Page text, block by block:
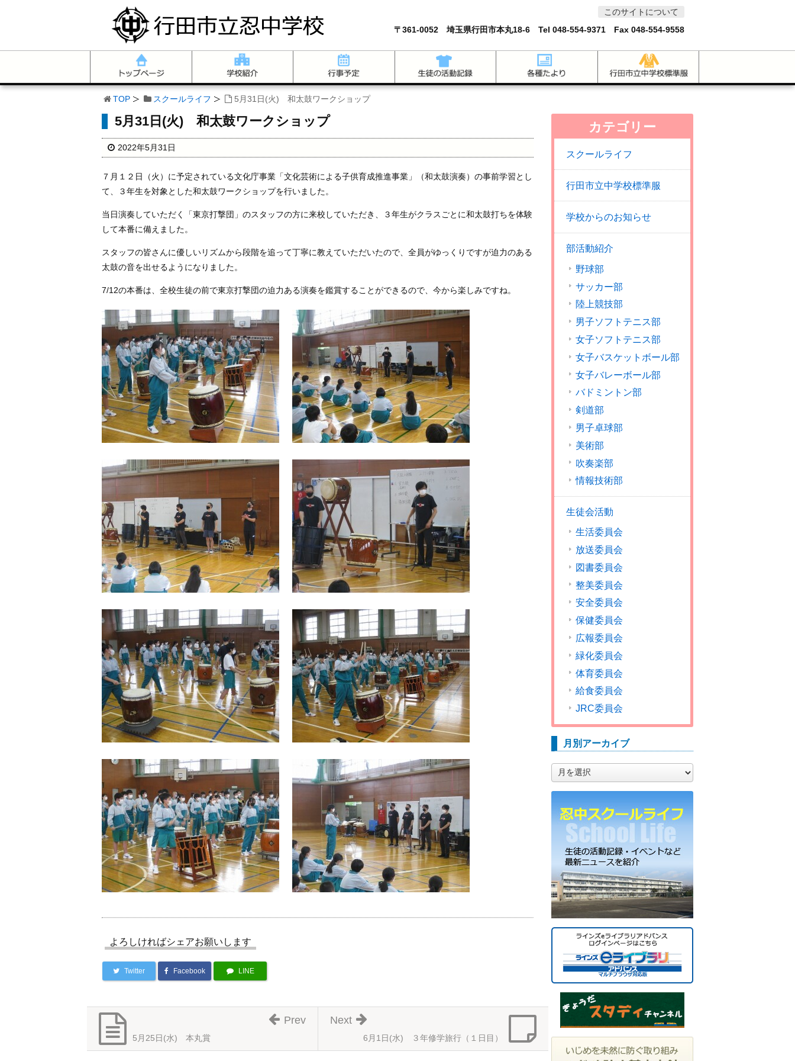
このサイトについて
〒361-0052 埼玉県行田市本丸18-6 Tel 048-554-9371 Fax 048-554-9558
TOP スクールライフ 5月31日(火) 和太鼓ワークショップ
5月31日(火) 和太鼓ワークショップ
2022年5月31日
７月１２日（火）に予定されている文化庁事業「文化芸術による子供育成推進事業」（和太鼓演奏）の事前学習とし
て、３年生を対象とした和太鼓ワークショップを行いました。
当日演奏していただく「東京打撃団」のスタッフの方に来校していただき、３年生がクラスごとに和太鼓打ちを体験
して本番に備えました。
スタッフの皆さんに優しいリズムから段階を追って丁寧に教えていただいたので、全員がゆっくりですが迫力のある
太鼓の音を出せるようになりました。
7/12の本番は、全校生徒の前で東京打撃団の迫力ある演奏を鑑賞することができるので、今から楽しみですね。
よろしければシェアお願いします
Twitter Facebook LINE
6月1日(水) ３年修学旅行（１日目）
Next
5月25日(水) 本丸賞
Prev
カテゴリー
スクールライフ
行田市立中学校標準服
学校からのお知らせ
部活動紹介
野球部
サッカー部
陸上競技部
男子ソフトテニス部
女子ソフトテニス部
女子バスケットボール部
女子バレーボール部
バドミントン部
剣道部
男子卓球部
美術部
吹奏楽部
情報技術部
生徒会活動
生活委員会
放送委員会
図書委員会
整美委員会
安全委員会
保健委員会
広報委員会
緑化委員会
体育委員会
給食委員会
JRC委員会
月別アーカイブ
別
ア
カ